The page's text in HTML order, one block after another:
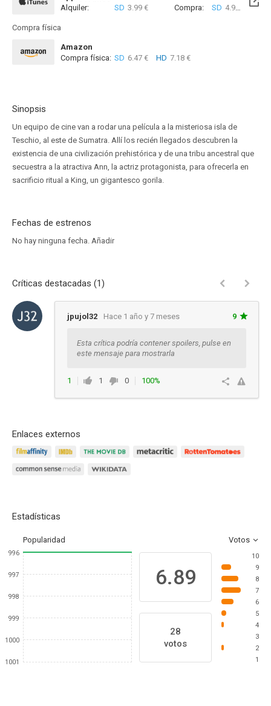
Alquiler:
SD 3.99 € Compra: SD 4.99 € HD
Compra física
Amazon
Compra física: SD 6.47 € HD 7.18 €
Sinopsis
Un equipo de cine van a rodar una película a la misteriosa isla de
Teschio, al este de Sumatra. Allí los recién llegados descubren la
existencia de una civilización prehistórica y de una tribu ancestral que
secuestra a la atractiva Ann, la actriz protagonista, para ofrecerla en
sacrificio ritual a King, un gigantesco gorila.
Fechas de estrenos
No hay ninguna fecha. Añadir
Críticas destacadas (1)
jpujol32 Hace 1 año y 7 meses 9
Esta crítica podría contener spoilers, pulse en
este mensaje para mostrarla
1 1 0
100%
Enlaces externos
Estadísticas
Popularidad Votos
996
997
998
999
1000
1001
6.89
28
votos
10
9
8
7
6
5
4
3
2
1